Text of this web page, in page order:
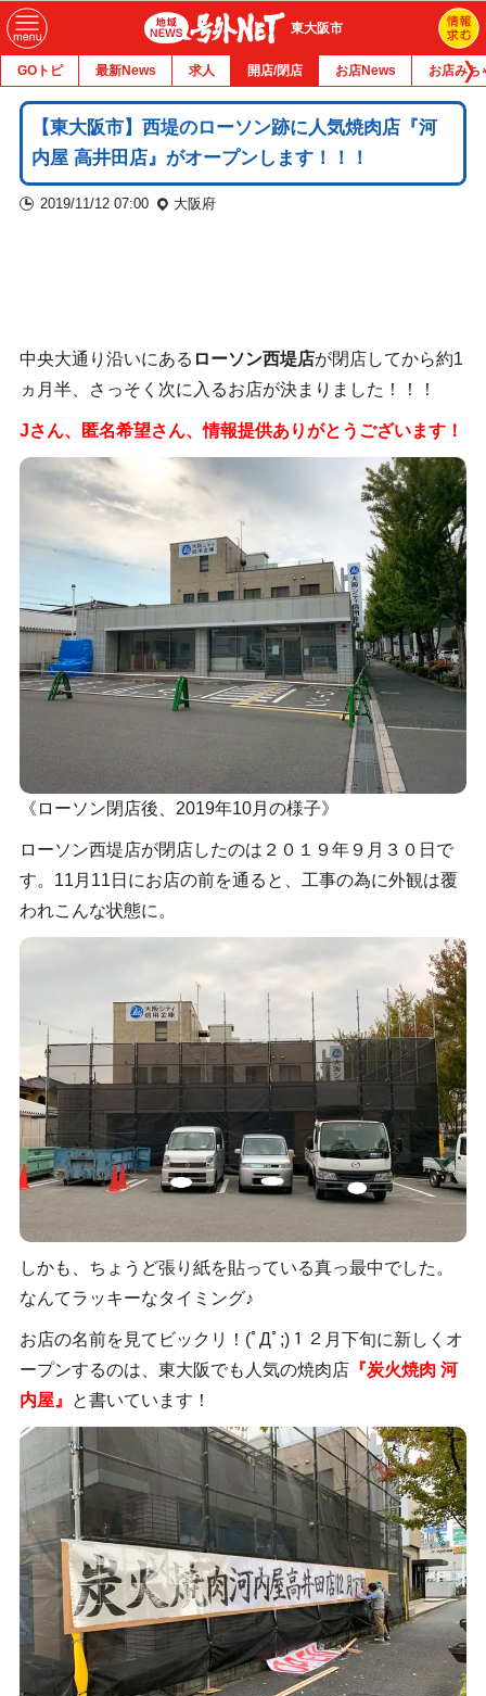
東大阪市
GOトピ 最新News 求人 開店/閉店 お店News お店みち
【東大阪市】西堤のローソン跡に人気焼肉店『河
内屋 高井田店』がオープンします！！！
2019/11/12 07:00 大阪府
中央大通り沿いにある ローソン西堤店が閉店してから約1
ヵ月半、さっそく次に入るお店が決まりました！！！
Jさん、匿名希望さん、情報提供ありがとうございます！
《ローソン閉店後、2019年10月の様子》
ローソン西堤店が閉店したのは２０１９年９月３０日で
す。11月11日にお店の前を通ると、工事の為に外観は覆
われこんな状態に。
しかも、ちょうど張り紙を貼っている真っ最中でした。
なんてラッキーなタイミング♪
お店の名前を見てビックリ！(ﾟДﾟ;)１２月下旬に新しくオ
ープンするのは、東大阪でも人気の焼肉店『炭火焼肉 河
内屋』
と書いています！